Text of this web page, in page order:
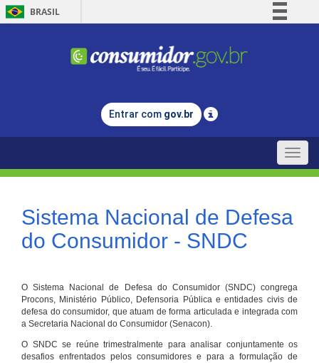
BRASIL
Comunica BR
Legislação
Entrar com gov.br
Toggle
Sistema Nacional de Defesa
do Consumidor - SNDC
O Sistema Nacional de Defesa do Consumidor (SNDC) congrega
Procons, Ministério Público, Defensoria Pública e entidades civis de
defesa do consumidor, que atuam de forma articulada e integrada com
a Secretaria Nacional do Consumidor (Senacon).
O SNDC se reúne trimestralmente para analisar conjuntamente os
desafios enfrentados pelos consumidores e para a formulação de